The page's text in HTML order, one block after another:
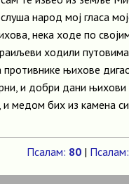
народ мој гласа
нека ходе по
ходили
њихове
и добри дани
медом бих из камена
Псалам: 80 | Псалам: